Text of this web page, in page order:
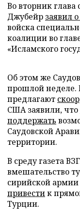
Во вторник
Джубейр заявил
войска
коалиции во
«Исламского
Об этом же
прошлой неделе.
предлагают
США заявили, что
поддержать
Саудовской
территории.
В среду газета
вмешательство
сирийской
привестик
Турции.